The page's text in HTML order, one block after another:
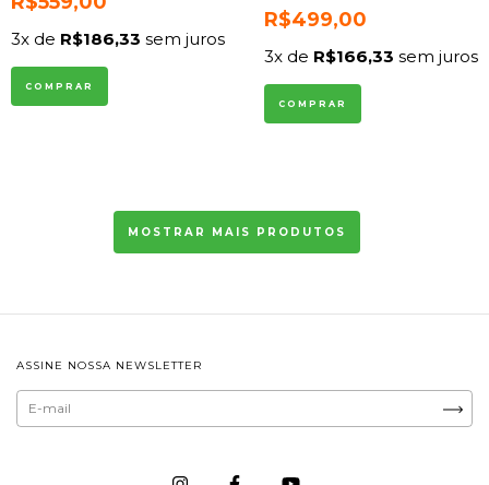
3x de R$186,33 sem juros
R$499,00
3x de R$166,33 sem juros
MOSTRAR MAIS PRODUTOS
ASSINE NOSSA NEWSLETTER